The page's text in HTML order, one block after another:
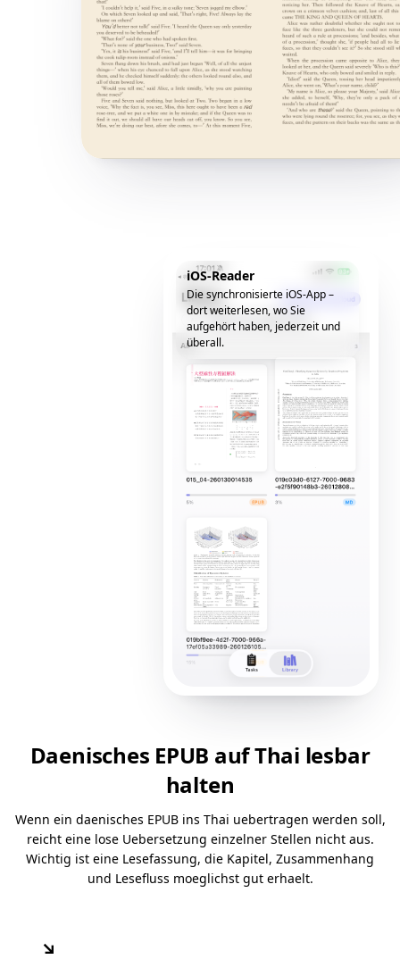
iOS-Reader
Die synchronisierte iOS-App –
dort weiterlesen, wo Sie
aufgehört haben, jederzeit und
überall.
Daenisches EPUB auf Thai lesbar
halten
Wenn ein daenisches EPUB ins Thai uebertragen werden soll,
reicht eine lose Uebersetzung einzelner Stellen nicht aus.
Wichtig ist eine Lesefassung, die Kapitel, Zusammenhang
und Lesefluss moeglichst gut erhaelt.
↘